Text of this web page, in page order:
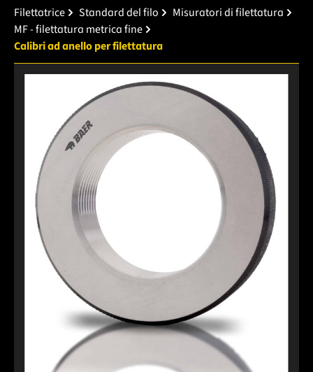
Filettatrice Standard del filo
Misuratori di filettatura
MF - filettatura metrica fine
Calibri ad anello per filettatura
Salta la galleria di immagini